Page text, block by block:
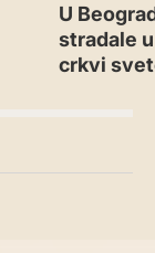
U
stradale
crkvi